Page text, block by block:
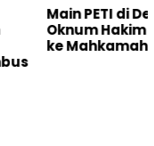
PETI di Desa Bakan,
Hakim Dilaporkan
Agung